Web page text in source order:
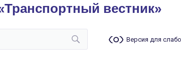
вестник»
Версия для